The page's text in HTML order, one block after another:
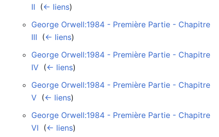
II (← liens)
George Orwell:1984 - Première Partie - Chapitre
III (← liens)
George Orwell:1984 - Première Partie - Chapitre
IV (← liens)
George Orwell:1984 - Première Partie - Chapitre
V (← liens)
George Orwell:1984 - Première Partie - Chapitre
VI (← liens)